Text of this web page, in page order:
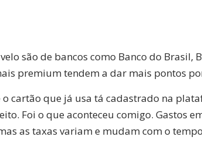
são de bancos como Banco do Brasil,
premium tendem a dar mais pontos
cartão que já usa tá cadastrado na
Foi o que aconteceu comigo. Gastos
as taxas variam e mudam com o